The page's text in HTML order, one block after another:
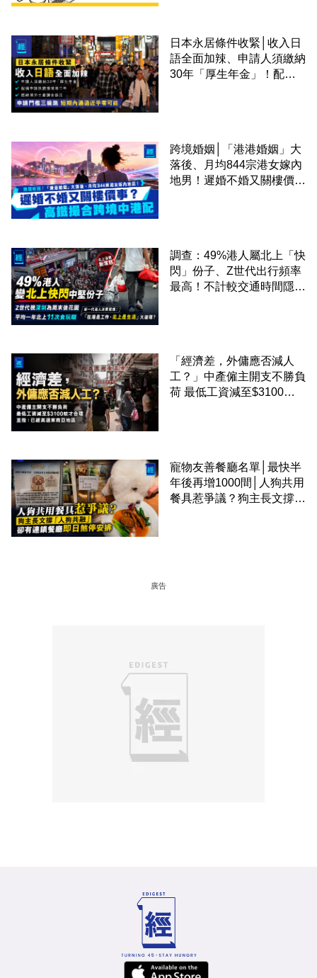
日本永居條件收緊│收入日
語全面加辣、申請人須繳納
30年「厚生年金」！配偶
跨境婚姻│「港港婚姻」大
落後、月均844宗港女嫁內
地男！遲婚不婚又關樓價
調查：49%港人屬北上「快
閃」份子、Z世代出行頻率
最高！不計較交通時間隱形
「經濟差，外傭應否減人
工？」中產僱主開支不勝負
荷 最低工資減至$3100蚊
寵物友善餐廳名單│最快半
年後再增1000間│人狗共用
餐具惹爭議？狗主長文撐
廣告